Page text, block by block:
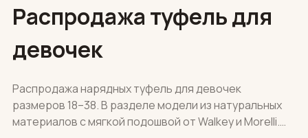
Распродажа туфель для
девочек
Распродажа нарядных туфель для девочек
размеров 18–38. В разделе модели из натуральных
материалов с мягкой подошвой от Walkey и Morelli.